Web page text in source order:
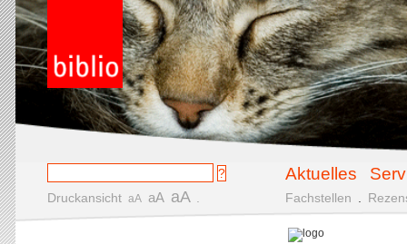
Aktuelles
Druckansicht aA aA aA Fachstellen